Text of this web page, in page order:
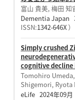
富山 貴美, 梅田 知
Dementia Japan
ISSN:1342-646X）
Simply crushed
cognitive decline
Tomohiro
Shigemori, Ryota
eLife 2024年09月